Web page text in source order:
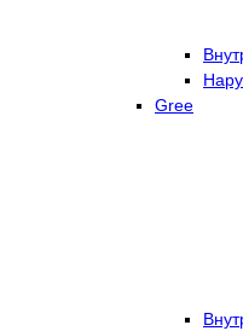
Gree